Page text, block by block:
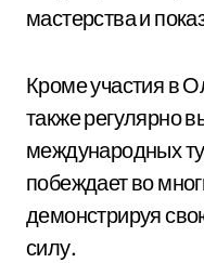
мастерства и
Кроме участия в
также регулярно
международных
побеждает во
демонстрируя
силу.